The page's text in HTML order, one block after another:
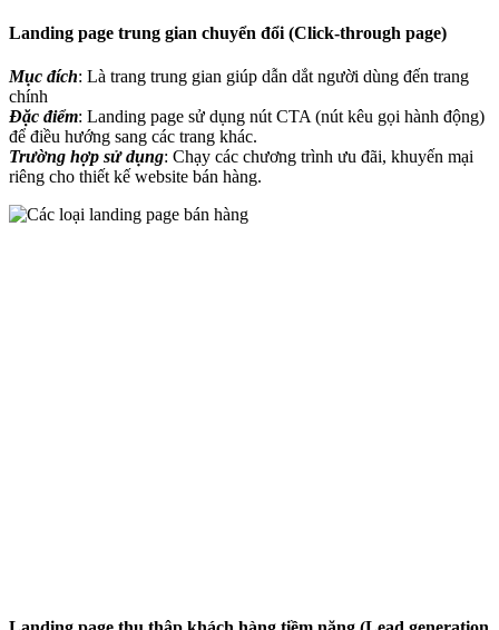
Landing page trung gian chuyển đổi (Click-through page)
Mục đích: Là trang trung gian giúp dẫn dắt người dùng đến trang
chính
Đặc điểm: Landing page sử dụng nút CTA (nút kêu gọi hành động)
để điều hướng sang các trang khác.
Trường hợp sử dụng: Chạy các chương trình ưu đãi, khuyến mại
riêng cho thiết kế website bán hàng.